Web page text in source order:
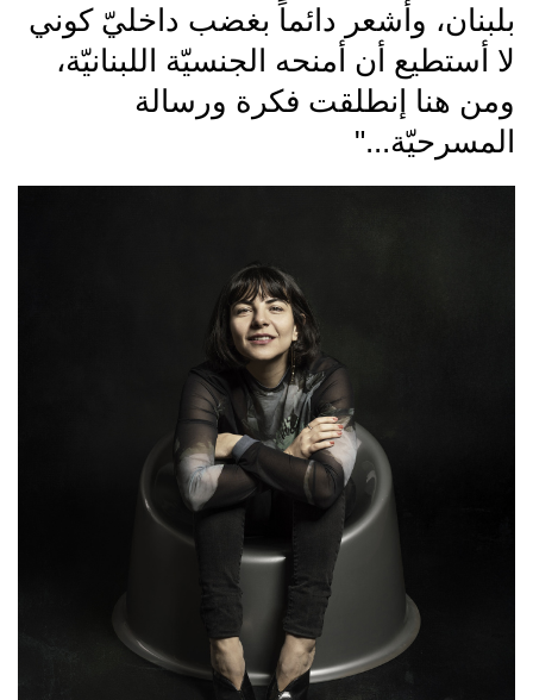
بلبنان، وأشعر دائماً بغضب داخليّ كوني
لا أستطيع أن أمنحه الجنسيّة اللبنانيّة،
ومن هنا إنطلقت فكرة ورسالة
المسرحيّة..."